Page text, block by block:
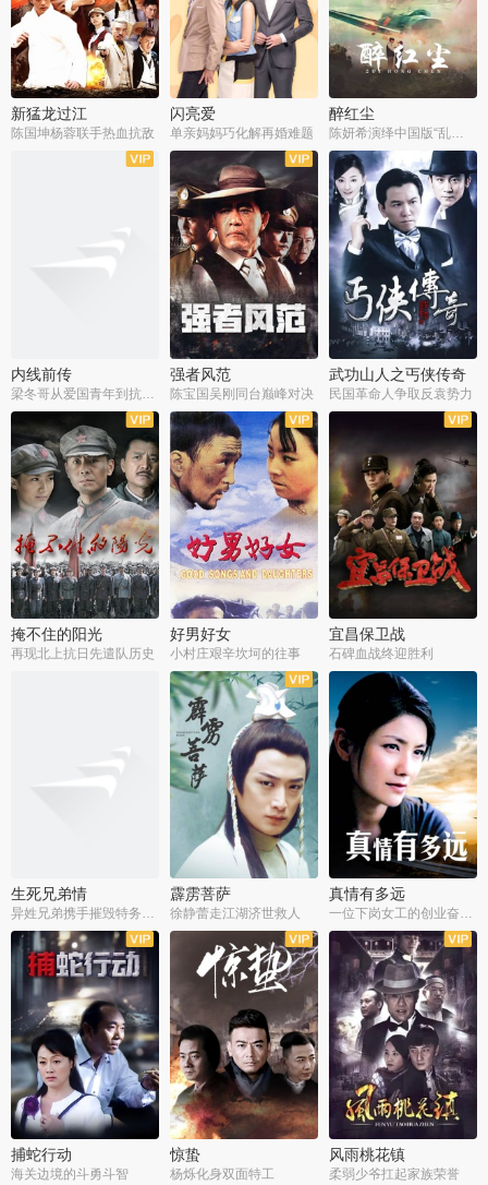
新猛龙过江
陈国坤杨蓉联手热血抗敌
闪亮爱
单亲妈妈巧化解再婚难题
醉红尘
陈妍希演绎中国版“乱世佳人”
内线前传
全30集
强者风范
陈宝国吴刚同台巅峰对决
全30集
武功山人之丐侠传奇
民国革命人争取反袁势力
全38集
掩不住的阳光
再现北上抗日先遣队历史
全9集
好男好女
小村庄艰辛坎坷的往事
全35集
宜昌保卫战
石碑血战终迎胜利
生死兄弟情
异姓兄弟携手摧毁特务阴谋
全40集
霹雳菩萨
徐静蕾走江湖济世救人
全25集
真情有多远
一位下岗女工的创业奋斗史
全22集
捕蛇行动
海关边境的斗勇斗智
全39集
惊蛰
杨烁化身双面特工
全36集
风雨桃花镇
柔弱少爷扛起家族荣誉